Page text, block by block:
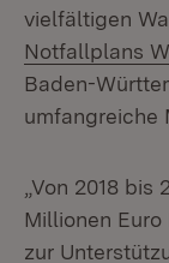
vielfältigen
Notfallplans
Baden-
umfangreiche
„Von 2018
Millionen
zur